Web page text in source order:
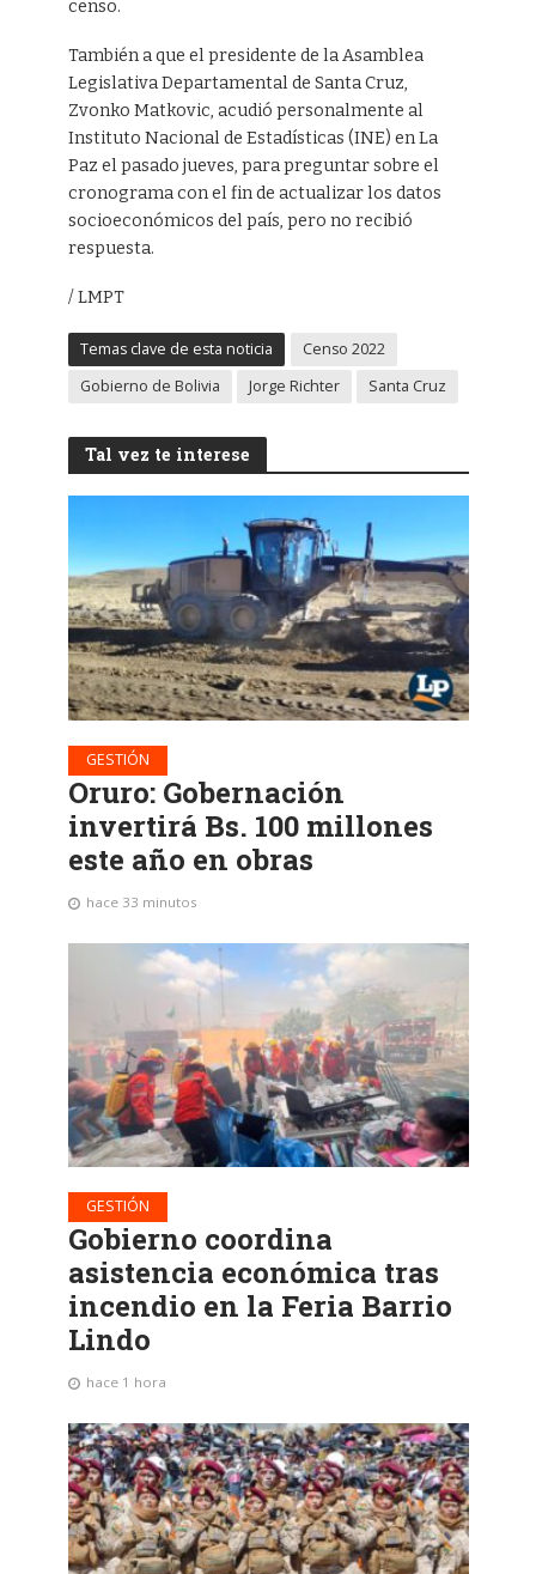
censo.
También a que el presidente de la Asamblea
Legislativa Departamental de Santa Cruz,
Zvonko Matkovic, acudió personalmente al
Instituto Nacional de Estadísticas (INE) en La
Paz el pasado jueves, para preguntar sobre el
cronograma con el fin de actualizar los datos
socioeconómicos del país, pero no recibió
respuesta.
/ LMPT
Temas clave de esta noticia
Censo 2022
Gobierno de Bolivia
Jorge Richter Santa Cruz
Tal vez te interese
GESTIÓN
Oruro: Gobernación
invertirá Bs. 100 millones
este año en obras
hace 33 minutos
GESTIÓN
Gobierno coordina
asistencia económica tras
incendio en la Feria Barrio
Lindo
hace 1 hora